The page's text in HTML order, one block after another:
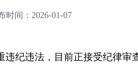
时间：2026-01-07
违纪违法，目前正接受纪律审